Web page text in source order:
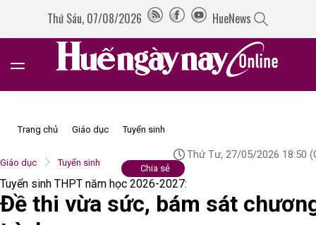
Thứ Sáu, 07/08/2026 HueNews
Trang chủ Giáo dục Tuyển sinh
Giáo dục Tuyển sinh
Thứ Tư, 27/05/2026 18:50
Chia sẻ
Tuyển sinh THPT năm học 2026-2027:
Đề thi vừa sức, bám sát